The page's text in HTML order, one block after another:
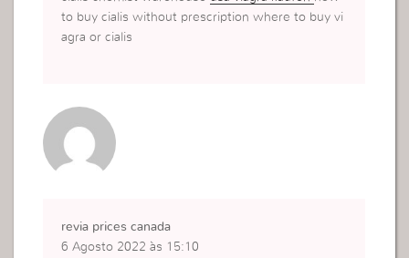
to buy cialis without prescription where to buy vi
agra or cialis
revia prices canada
6 Agosto 2022 às 15:10